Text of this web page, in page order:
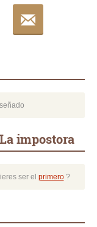
impostora
ser el primero?